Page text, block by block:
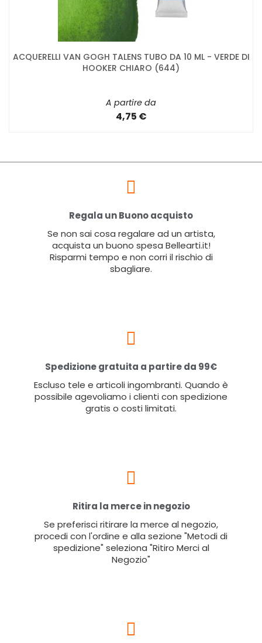
ACQUERELLI VAN GOGH TALENS TUBO DA 10 ML - VERDE DI
HOOKER CHIARO (644)
A partire da
4,75 €
Regala un Buono acquisto
Se non sai cosa regalare ad un artista,
acquista un buono spesa Bellearti.it!
Risparmi tempo e non corri il rischio di
sbagliare.
Spedizione gratuita a partire da 99€
Escluso tele e articoli ingombranti. Quando è
possibile agevoliamo i clienti con spedizione
gratis o costi limitati.
Ritira la merce in negozio
Se preferisci ritirare la merce al negozio,
procedi con l'ordine e alla sezione "Metodi di
spedizione" seleziona "Ritiro Merci al
Negozio"